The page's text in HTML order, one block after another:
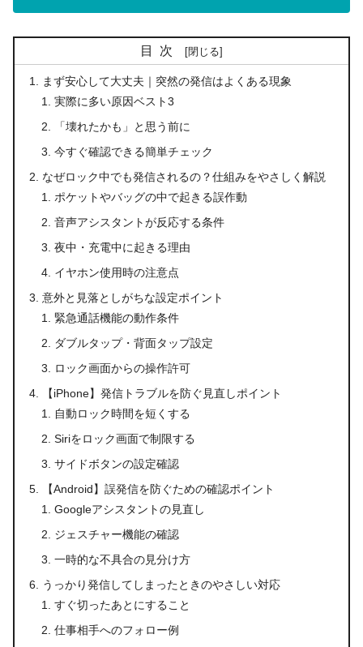
目次
まず安心して大丈夫｜突然の発信はよくある現象
実際に多い原因ベスト3
「壊れたかも」と思う前に
今すぐ確認できる簡単チェック
なぜロック中でも発信されるの？仕組みをやさしく解説
ポケットやバッグの中で起きる誤作動
音声アシスタントが反応する条件
夜中・充電中に起きる理由
イヤホン使用時の注意点
意外と見落としがちな設定ポイント
緊急通話機能の動作条件
ダブルタップ・背面タップ設定
ロック画面からの操作許可
【iPhone】発信トラブルを防ぐ見直しポイント
自動ロック時間を短くする
Siriをロック画面で制限する
サイドボタンの設定確認
【Android】誤発信を防ぐための確認ポイント
Googleアシスタントの見直し
ジェスチャー機能の確認
一時的な不具合の見分け方
うっかり発信してしまったときのやさしい対応
すぐ切ったあとにすること
仕事相手へのフォロー例